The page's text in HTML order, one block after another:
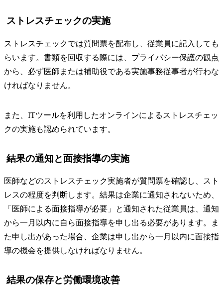
ストレスチェックの実施
ストレスチェックでは質問票を配布し、従業員に記入しても
らいます。書類を回収する際には、プライバシー保護の観点
から、必ず医師または補助役である実施事務従事者が行わな
ければなりません。
また、ITツールを利用したオンラインによるストレスチェッ
クの実施も認められています。
結果の通知と面接指導の実施
医師などのストレスチェック実施者が質問票を確認し、スト
レスの程度を判断します。結果は企業に通知されないため、
「医師による面接指導が必要」と通知された従業員は、通知
から一月以内に自ら面接指導を申し出る必要があります。ま
た申し出があった場合、企業は申し出から一月以内に面接指
導の機会を提供しなければなりません。
結果の保存と労働環境改善